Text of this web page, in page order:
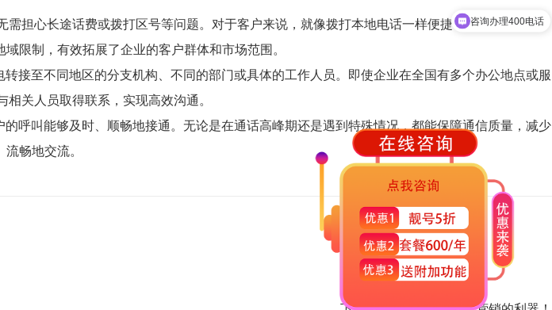
担心长途话费或拨打区号等问题。对于客户来说，就像拨打本地电话一样便捷，极大地降低了
限制，有效拓展了企业的客户群体和市场范围。
接至不同地区的分支机构、不同的部门或具体的工作人员。即使企业在全国有多个办公地点或服
关人员取得联系，实现高效沟通。
呼叫能够及时、顺畅地接通。无论是在通话高峰期还是遇到特殊情况，都能保障通信质量，减少
畅地交流。
咨询办理400电话